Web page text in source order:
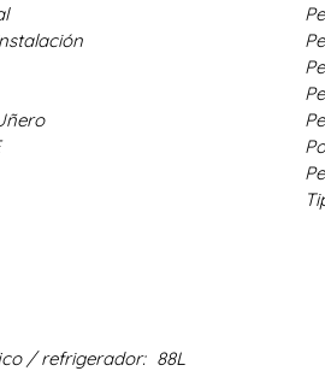
/ refrigerador: 88L